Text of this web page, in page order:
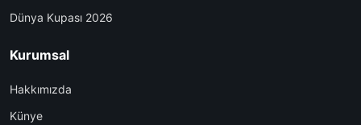
Dünya Kupası 2026
Kurumsal
Hakkımızda
Künye